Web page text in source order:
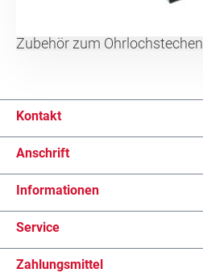
Zubehör zum Ohrlochstechen
Kontakt
Anschrift
Informationen
Service
Zahlungsmittel